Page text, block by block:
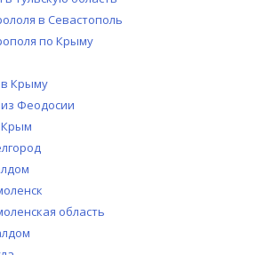
в Севастополь
по Крыму
в Крыму
Феодосии
Крым
область